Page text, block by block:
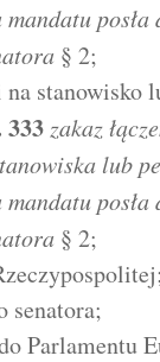
mandatu
§ 2;
na
333 zakaz
lub
mandatu
§ 2;
senatora;
Parlamentu